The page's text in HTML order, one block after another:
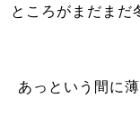
ところがまだまだ
あっという間に